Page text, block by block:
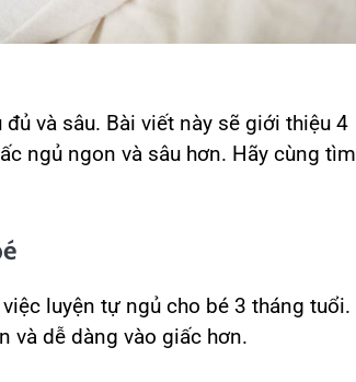
và sâu. Bài viết này sẽ giới thiệu 4
ngủ ngon và sâu hơn. Hãy cùng tìm
luyện tự ngủ cho bé 3 tháng tuổi.
và dễ dàng vào giấc hơn.